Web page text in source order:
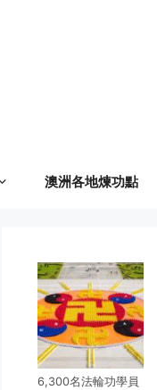
澳洲各地煉功點
6,300名法輪功學員